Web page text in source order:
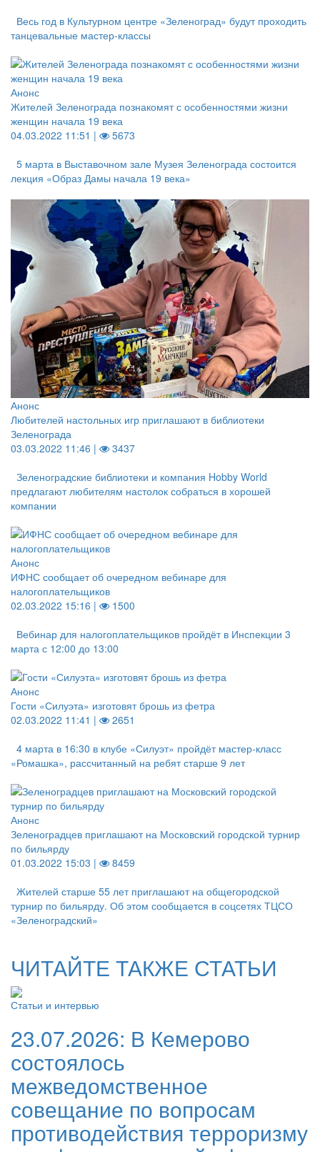
Весь год в Культурном центре «Зеленоград» будут проходить
танцевальные мастер-классы
Анонс
Жителей Зеленограда познакомят с особенностями жизни
женщин начала 19 века
04.03.2022 11:51 |
5673
5 марта в Выставочном зале Музея Зеленограда состоится
лекция «Образ Дамы начала 19 века»
Анонс
Любителей настольных игр приглашают в библиотеки
Зеленограда
03.03.2022 11:46 |
3437
Зеленоградские библиотеки и компания Hobby World
предлагают любителям настолок собраться в хорошей
компании
Анонс
ИФНС сообщает об очередном вебинаре для
налогоплательщиков
02.03.2022 15:16 |
1500
Вебинар для налогоплательщиков пройдёт в Инспекции 3
марта с 12:00 до 13:00
Анонс
Гости «Силуэта» изготовят брошь из фетра
02.03.2022 11:41 |
2651
4 марта в 16:30 в клубе «Силуэт» пройдёт мастер-класс
«Ромашка», рассчитанный на ребят старше 9 лет
Анонс
Зеленоградцев приглашают на Московский городской турнир
по бильярду
01.03.2022 15:03 |
8459
Жителей старше 55 лет приглашают на общегородской
турнир по бильярду. Об этом сообщается в соцсетях ТЦСО
«Зеленоградский»
ЧИТАЙТЕ ТАКЖЕ СТАТЬИ
Статьи и интервью
23.07.2026: В Кемерово
состоялось
межведомственное
совещание по вопросам
противодействия терроризму